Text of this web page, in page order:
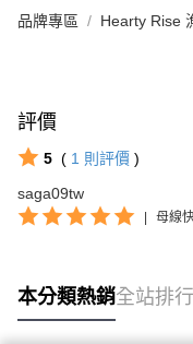
品牌專區 Hearty Rise
評價
5 ( 1 則評價 )
saga09tw
母線
本分類熱銷全站排行